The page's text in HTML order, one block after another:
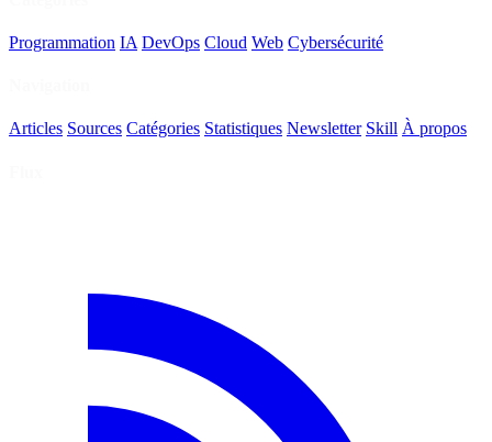
Programmation IA DevOps Cloud Web Cybersécurité
Articles Sources Catégories Statistiques Newsletter Skill À propos